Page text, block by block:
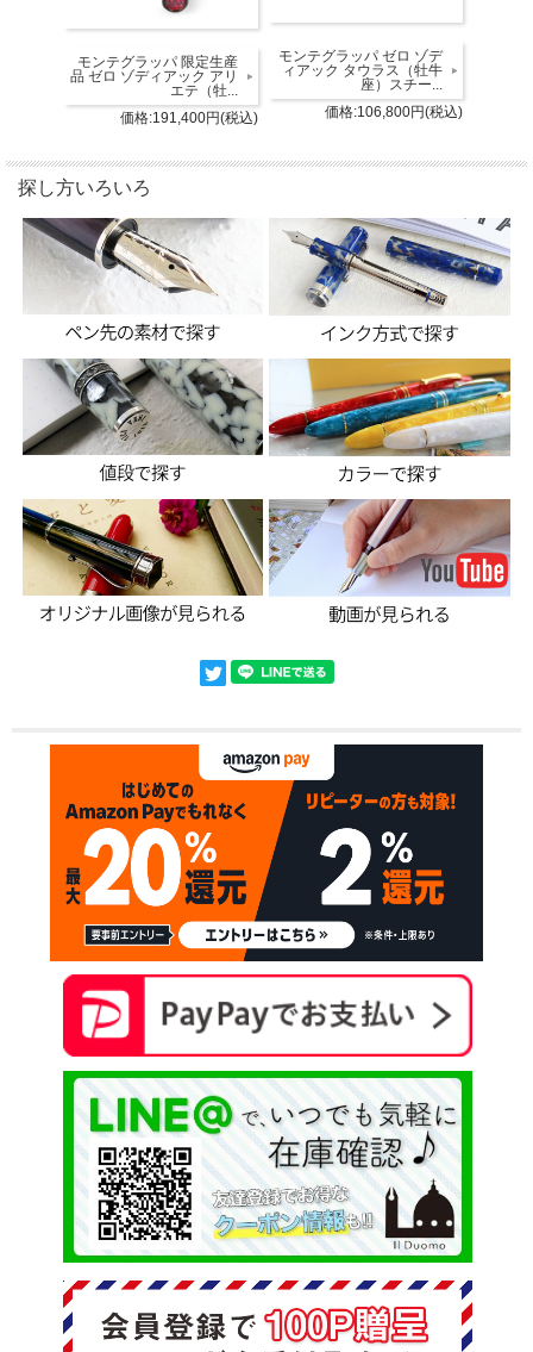
モンテグラッパ 限定生産
品 ゼロ ゾディアック アリ
エテ（牡...
価格:191,400円(税込)
モンテグラッパ ゼロ ゾデ
ィアック タウラス（牡牛
座）スチー...
価格:106,800円(税込)
探し方いろいろ